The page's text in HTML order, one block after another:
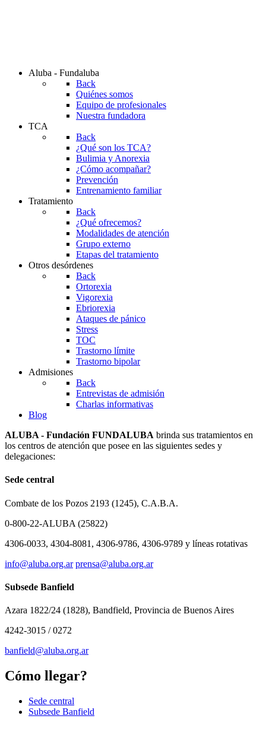
Aluba - Fundaluba
Back
Quiénes somos
Equipo de profesionales
Nuestra fundadora
TCA
Back
¿Qué son los TCA?
Bulimia y Anorexia
¿Cómo acompañar?
Prevención
Entrenamiento familiar
Tratamiento
Back
¿Qué ofrecemos?
Modalidades de atención
Grupo externo
Etapas del tratamiento
Otros desórdenes
Back
Ortorexia
Vigorexia
Ebriorexia
Ataques de pánico
Stress
TOC
Trastorno límite
Trastorno bipolar
Admisiones
Back
Entrevistas de admisión
Charlas informativas
Blog
ALUBA - Fundación FUNDALUBA brinda sus tratamientos en
los centros de atención que posee en las siguientes sedes y
delegaciones:
Sede central
Combate de los Pozos 2193 (1245), C.A.B.A.
0-800-22-ALUBA (25822)
4306-0033, 4304-8081, 4306-9786, 4306-9789 y líneas rotativas
info@aluba.org.ar prensa@aluba.org.ar
Subsede Banfield
Azara 1822/24 (1828), Bandfield, Provincia de Buenos Aires
4242-3015 / 0272
banfield@aluba.org.ar
Cómo llegar?
Sede central
Subsede Banfield